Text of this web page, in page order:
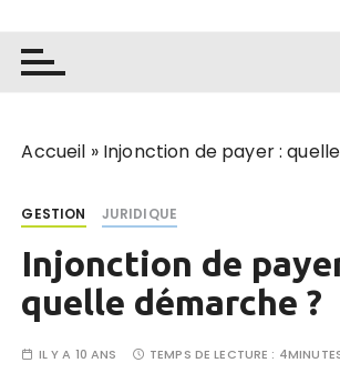
Accueil » Injonction de payer :
GESTION JURIDIQUE
Injonction de
quelle démarche ?
IL Y A 10 ANS TEMPS DE LECTURE :